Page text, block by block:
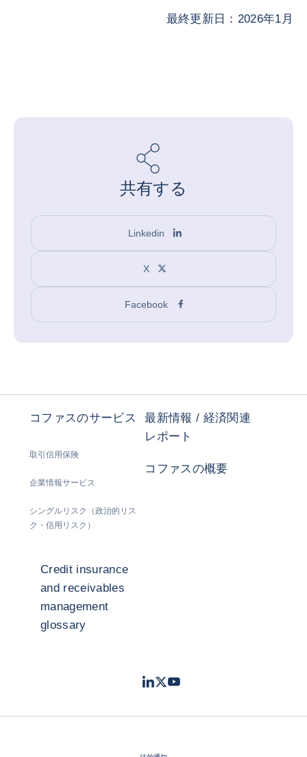
最終更新日：2026年1月
共有する
Linkedin
X
Facebook
コファスのサービス
取引信用保険
企業情報サービス
シングルリスク（政治的リス
ク・信用リスク）
最新情報 / 経済関連
レポート
コファスの概要
Credit insurance
and receivables
management
glossary
LinkedIn
TwitterYoutube